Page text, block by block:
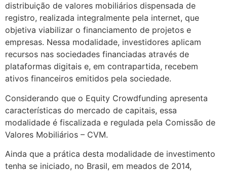
distribuição de valores mobiliários dispensada de
registro, realizada integralmente pela internet, que
objetiva viabilizar o financiamento de projetos e
empresas. Nessa modalidade, investidores aplicam
recursos nas sociedades financiadas através de
plataformas digitais e, em contrapartida, recebem
ativos financeiros emitidos pela sociedade.
Considerando que o Equity Crowdfunding apresenta
características do mercado de capitais, essa
modalidade é fiscalizada e regulada pela Comissão de
Valores Mobiliários – CVM.
Ainda que a prática desta modalidade de investimento
tenha se iniciado, no Brasil, em meados de 2014,